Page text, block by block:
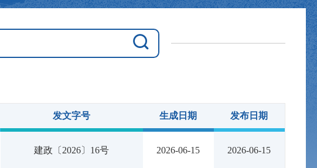
发文字号 生成日期 发布日期
建政〔2026〕16号 2026-06-15 2026-06-15